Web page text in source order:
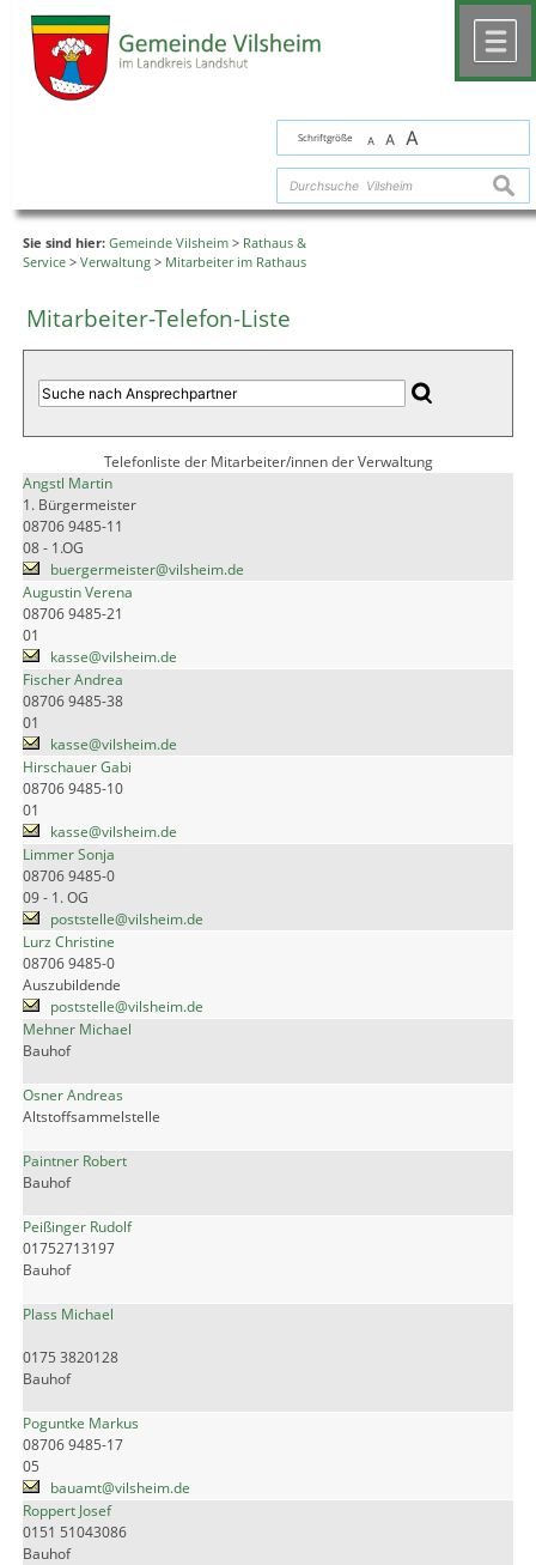
Schriftgröße A A A
Sie sind hier: Gemeinde Vilsheim > Rathaus &
Service > Verwaltung > Mitarbeiter im Rathaus
Mitarbeiter-Telefon-Liste
Telefonliste der Mitarbeiter/innen der Verwaltung
Angstl Martin
1. Bürgermeister
08706 9485-11
08 - 1.OG
buergermeister@vilsheim.de
Augustin Verena
08706 9485-21
01
kasse@vilsheim.de
Fischer Andrea
08706 9485-38
01
kasse@vilsheim.de
Hirschauer Gabi
08706 9485-10
01
kasse@vilsheim.de
Limmer Sonja
08706 9485-0
09 - 1. OG
poststelle@vilsheim.de
Lurz Christine
08706 9485-0
Auszubildende
poststelle@vilsheim.de
Mehner Michael
Bauhof
Osner Andreas
Altstoffsammelstelle
Paintner Robert
Bauhof
Peißinger Rudolf
01752713197
Bauhof
Plass Michael
0175 3820128
Bauhof
Poguntke Markus
08706 9485-17
05
bauamt@vilsheim.de
Roppert Josef
0151 51043086
Bauhof